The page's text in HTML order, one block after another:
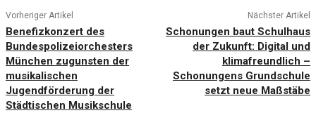
Vorheriger Artikel
Benefizkonzert des
Bundespolizeiorchesters
München zugunsten der
musikalischen
Jugendförderung der
Städtischen Musikschule
Nächster Artikel
Schonungen baut Schulhaus
der Zukunft: Digital und
klimafreundlich –
Schonungens Grundschule
setzt neue Maßstäbe